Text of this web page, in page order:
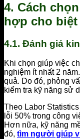
4. Cách
hợp cho
4.1. Đánh giá
Khi chọn giúp việc
nghiệm ít nhất 2
quả. Do đó, phỏng
kiểm tra kỹ năng sử
Theo Labor
lỗi 50% trong công
Hơn nữa, kỹ năng
đó, tìm người giúp